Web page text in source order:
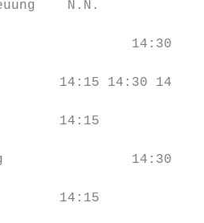
N.N.
14:30
14:15 14:30 14:45
14:15
14:15